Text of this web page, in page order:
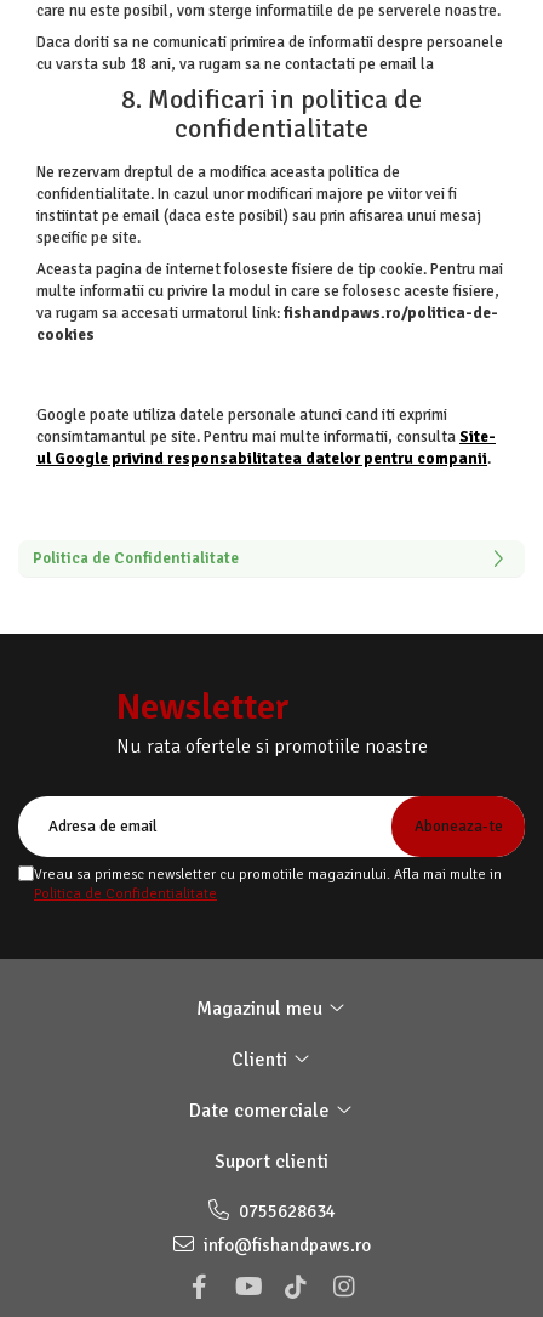
care nu este posibil, vom sterge informatiile de pe serverele noastre.
Daca doriti sa ne comunicati primirea de informatii despre persoanele
cu varsta sub 18 ani, va rugam sa ne contactati pe email la
8. Modificari in politica de
confidentialitate
Ne rezervam dreptul de a modifica aceasta politica de
confidentialitate. In cazul unor modificari majore pe viitor vei fi
instiintat pe email (daca este posibil) sau prin afisarea unui mesaj
specific pe site.
Aceasta pagina de internet foloseste fisiere de tip cookie. Pentru mai
multe informatii cu privire la modul in care se folosesc aceste fisiere,
va rugam sa accesati urmatorul link:fishandpaws.ro/politica-de-
cookies
Google poate utiliza datele personale atunci cand iti exprimi
consimtamantul pe site. Pentru mai multe informatii, consultaSite-
ul Google privind responsabilitatea datelor pentru companii.
Politica de Confidentialitate
Newsletter
Nu rata ofertele si promotiile noastre
Vreau sa primesc newsletter cu promotiile magazinului. Afla mai multe in
Politica de Confidentialitate
Magazinul meu
Clienti
Date comerciale
Suport clienti
0755628634
info@fishandpaws.ro